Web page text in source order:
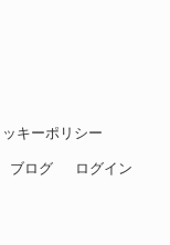
ッキーポリシー
ブログ ログイン